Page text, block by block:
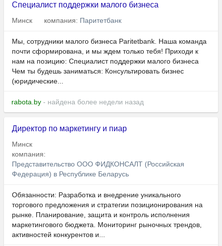
Специалист поддержки малого бизнеса
Минск компания: Паритетбанк
Мы, сотрудники малого бизнеса Paritetbank. Наша команда
почти сформирована, и мы ждем только тебя! Приходи к
нам на позицию: Специалист поддержки малого бизнеса
Чем ты будешь заниматься: Консультировать бизнес
(юридические...
rabota.by - найдена более недели назад
Директор по маркетингу и пиар
Минск
компания:
Представительство ООО ФИДКОНСАЛТ (Российская
Федерация) в Республике Беларусь
Обязанности: Разработка и внедрение уникального
торгового предложения и стратегии позиционирования на
рынке. Планирование, защита и контроль исполнения
маркетингового бюджета. Мониторинг рыночных трендов,
активностей конкурентов и...